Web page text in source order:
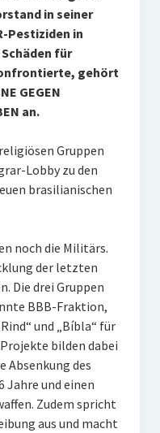
in seiner
Pestiziden in
für
gehört
GEGEN
an.
Gruppen
Lobby zu den
brasilianischen
noch die Militärs.
der letzten
Die drei Gruppen
BBB-Fraktion,
und „Bíbla“ für
bilden dabei
Absenkung des
und einen
Zudem spricht
aus und macht